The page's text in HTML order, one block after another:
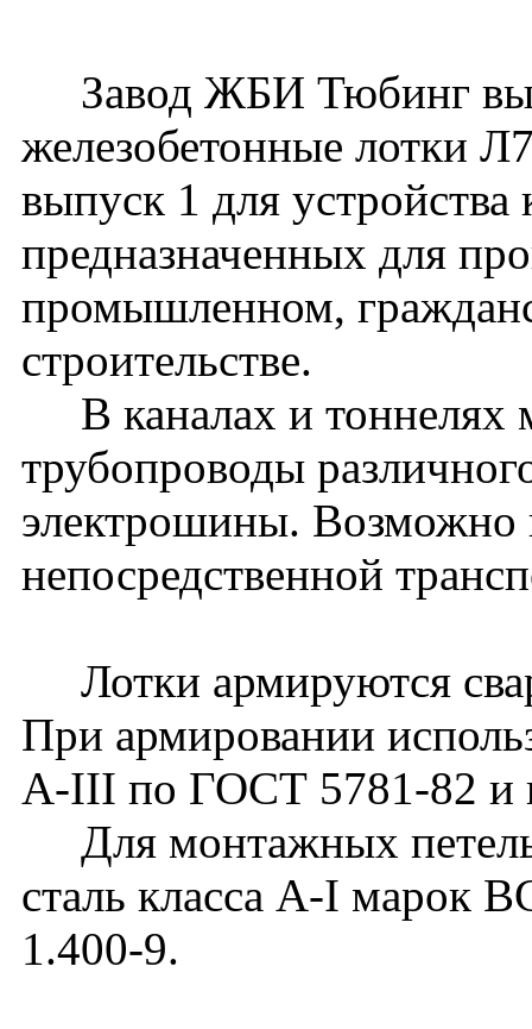
Завод ЖБИ Тюбинг
железобетонные лотки
выпуск 1 для устройства
предназначенных для
промышленном,
строительстве.
В каналах и тоннелях
трубопроводы
электрошины. Возможно
непосредственной
Лотки армируются
При армировании
А-III по ГОСТ 5781-82 и
Для монтажных петель
сталь класса А-I марок
1.400-9.